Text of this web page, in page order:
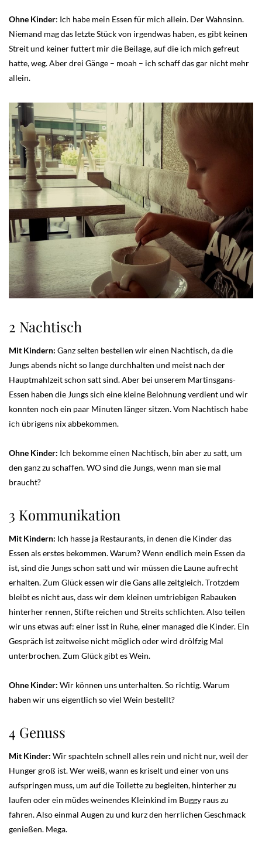
Ohne Kinder: Ich habe mein Essen für mich allein. Der Wahnsinn.
Niemand mag das letzte Stück von irgendwas haben, es gibt keinen
Streit und keiner futtert mir die Beilage, auf die ich mich gefreut
hatte, weg. Aber drei Gänge – moah – ich schaff das gar nicht mehr
allein.
2 Nachtisch
Mit Kindern: Ganz selten bestellen wir einen Nachtisch, da die
Jungs abends nicht so lange durchhalten und meist nach der
Hauptmahlzeit schon satt sind. Aber bei unserem Martinsgans-
Essen haben die Jungs sich eine kleine Belohnung verdient und wir
konnten noch ein paar Minuten länger sitzen. Vom Nachtisch habe
ich übrigens nix abbekommen.
Ohne Kinder: Ich bekomme einen Nachtisch, bin aber zu satt, um
den ganz zu schaffen. WO sind die Jungs, wenn man sie mal
braucht?
3 Kommunikation
Mit Kindern: Ich hasse ja Restaurants, in denen die Kinder das
Essen als erstes bekommen. Warum? Wenn endlich mein Essen da
ist, sind die Jungs schon satt und wir müssen die Laune aufrecht
erhalten. Zum Glück essen wir die Gans alle zeitgleich. Trotzdem
bleibt es nicht aus, dass wir dem kleinen umtriebigen Rabauken
hinterher rennen, Stifte reichen und Streits schlichten. Also teilen
wir uns etwas auf: einer isst in Ruhe, einer managed die Kinder. Ein
Gespräch ist zeitweise nicht möglich oder wird drölfzig Mal
unterbrochen. Zum Glück gibt es Wein.
Ohne Kinder: Wir können uns unterhalten. So richtig. Warum
haben wir uns eigentlich so viel Wein bestellt?
4 Genuss
Mit Kinder: Wir spachteln schnell alles rein und nicht nur, weil der
Hunger groß ist. Wer weiß, wann es kriselt und einer von uns
aufspringen muss, um auf die Toilette zu begleiten, hinterher zu
laufen oder ein müdes weinendes Kleinkind im Buggy raus zu
fahren. Also einmal Augen zu und kurz den herrlichen Geschmack
genießen. Mega.